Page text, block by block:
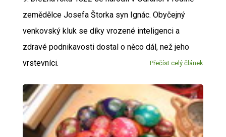
zemědělce Josefa Štorka syn Ignác. Obyčejný
venkovský kluk se díky vrozené inteligenci a
zdravé podnikavosti dostal o něco dál, než jeho
vrstevníci.
Přečíst celý článek